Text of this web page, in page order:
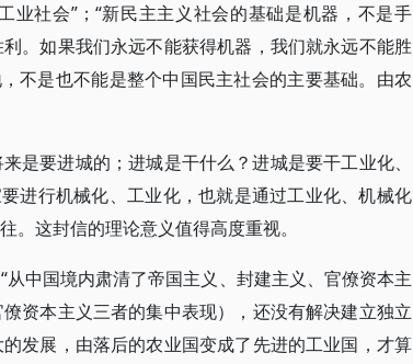
社会”；“新民主主义社会的基础是机器，不是手
。如果我们永远不能获得机器，我们就永远不能胜
不是也不能是整个中国民主社会的主要基础。由农
是要进城的；进城是干什么？进城是要干工业化、
进行机械化、工业化，也就是通过工业化、机械化
。这封信的理论意义值得高度重视。
中国境内肃清了帝国主义、封建主义、官僚资本主
资本主义三者的集中表现），还没有解决建立独立
发展，由落后的农业国变成了先进的工业国，才算